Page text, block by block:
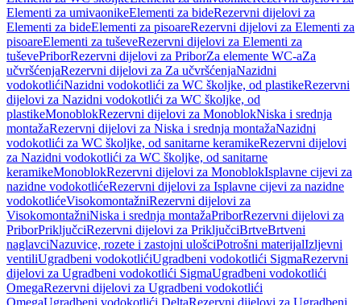
Elementi za umivaonikeElementi za bideRezervni dijelovi za
Elementi za bideElementi za pisoareRezervni dijelovi za Elementi za
pisoareElementi za tuševeRezervni dijelovi za Elementi za
tuševePriborRezervni dijelovi za PriborZa elemente WC-aZa
učvršćenjaRezervni dijelovi za Za učvršćenjaNazidni
vodokotlićiNazidni vodokotlići za WC školjke, od plastikeRezervni
dijelovi za Nazidni vodokotlići za WC školjke, od
plastikeMonoblokRezervni dijelovi za MonoblokNiska i srednja
montažaRezervni dijelovi za Niska i srednja montažaNazidni
vodokotlići za WC školjke, od sanitarne keramikeRezervni dijelovi
za Nazidni vodokotlići za WC školjke, od sanitarne
keramikeMonoblokRezervni dijelovi za MonoblokIsplavne cijevi za
nazidne vodokotlićeRezervni dijelovi za Isplavne cijevi za nazidne
vodokotlićeVisokomontažniRezervni dijelovi za
VisokomontažniNiska i srednja montažaPriborRezervni dijelovi za
PriborPriključciRezervni dijelovi za PriključciBrtveBrtveni
naglavciNazuvice, rozete i zastojni ulošciPotrošni materijalIzljevni
ventiliUgradbeni vodokotlićiUgradbeni vodokotlići SigmaRezervni
dijelovi za Ugradbeni vodokotlići SigmaUgradbeni vodokotlići
OmegaRezervni dijelovi za Ugradbeni vodokotlići
OmegaUgradbeni vodokotlići DeltaRezervni dijelovi za Ugradbeni